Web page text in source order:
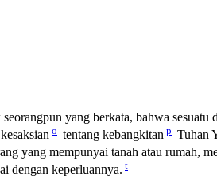
yang berkata, bahwa
o tentang kebangkitan p Tuhan
yang mempunyai tanah atau rumah,
dengan keperluannya. t